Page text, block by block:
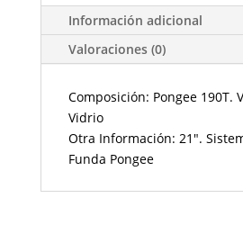
Información adicional
Valoraciones (0)
Composición: Pongee 190T.
Vidrio
Otra Información: 21".
Funda Pongee